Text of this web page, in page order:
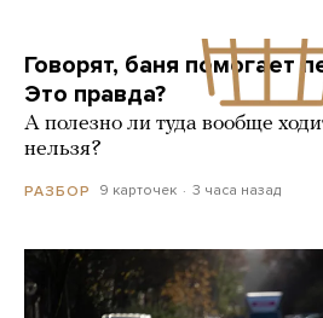
Говорят, баня помогает
Это правда?
А полезно ли туда вообще
нельзя?
РАЗБОР 9 карточек 3 часа назад